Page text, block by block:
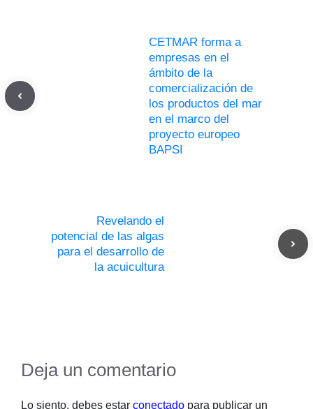
CETMAR forma a
empresas en el
ámbito de la
comercialización de
los productos del mar
en el marco del
proyecto europeo
BAPSI
Revelando el
potencial de las algas
para el desarrollo de
la acuicultura
Deja un comentario
Lo siento, debes estar conectado para publicar un